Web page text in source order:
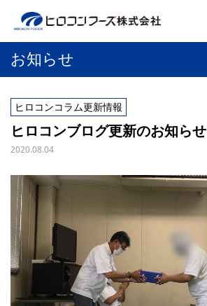
お知らせ
ヒロコンコラム更新情報
ヒロコンブログ更新のお知らせ
2020.08.04